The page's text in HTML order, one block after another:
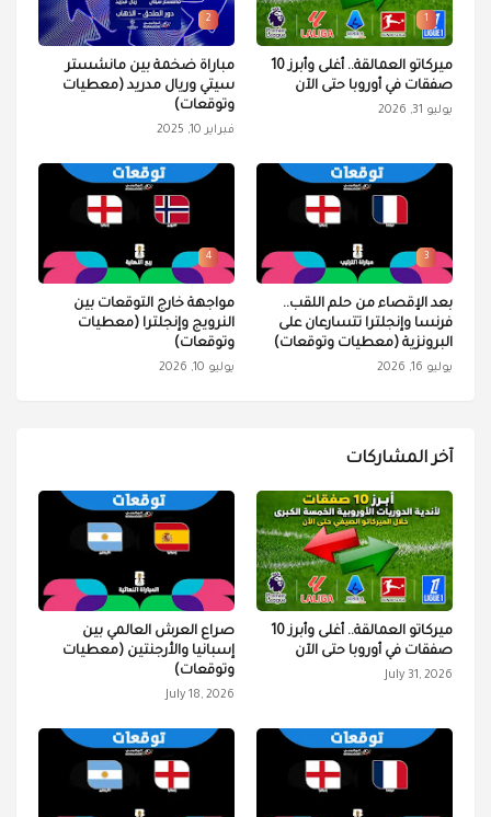
1
ميركاتو العمالقة.. أغلى وأبرز 10
صفقات في أوروبا حتى الآن
يوليو 31, 2026
2
مباراة ضخمة بين مانشستر
سيتي وريال مدريد (معطيات
وتوقعات)
فبراير 10, 2025
3
بعد الإقصاء من حلم اللقب..
فرنسا وإنجلترا تتسارعان على
البرونزية (معطيات وتوقعات)
يوليو 16, 2026
4
مواجهة خارج التوقعات بين
النرويج وإنجلترا (معطيات
وتوقعات)
يوليو 10, 2026
آخر المشاركات
ميركاتو العمالقة.. أغلى وأبرز 10
صفقات في أوروبا حتى الآن
July 31, 2026
صراع العرش العالمي بين
إسبانيا والأرجنتين (معطيات
وتوقعات)
July 18, 2026